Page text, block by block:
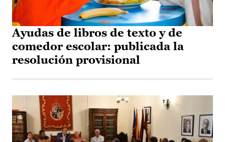
Ayudas de libros de texto y de
comedor escolar: publicada la
resolución provisional